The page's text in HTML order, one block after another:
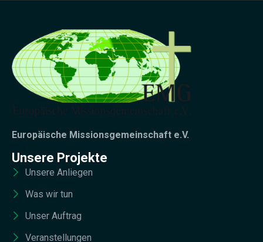
Europäische Missionsgemeinschaft e.V.
Unsere Projekte
Unsere Anliegen
Was wir tun
Unser Auftrag
Veranstellungen